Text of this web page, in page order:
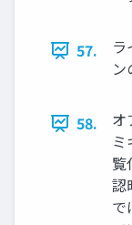
57.
ラ
ン
58.
オ
覧
認
で